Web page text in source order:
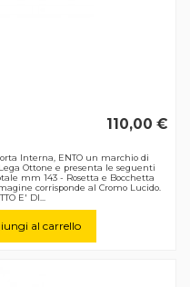
110,00 €
Interna, ENTO un marchio di
Ottone e presenta le seguenti
mm 143 - Rosetta e Bocchetta
corrisponde al Cromo Lucido.
E' DI...
al carrello